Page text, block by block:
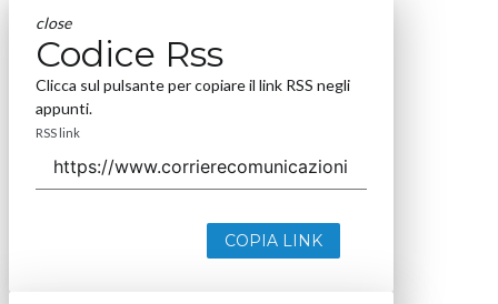
close
Codice Rss
Clicca sul pulsante per copiare il link RSS negli
appunti.
RSS link
COPIA LINK